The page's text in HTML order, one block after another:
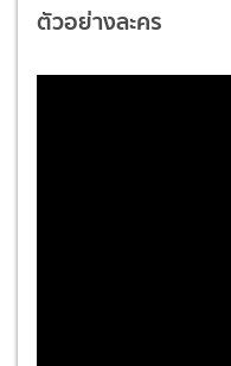
ตัวอย่างละคร